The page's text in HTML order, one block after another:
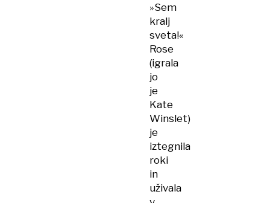
»Sem
kralj
sveta!«
Rose
(igrala
jo
je
Kate
Winslet)
je
iztegnila
roki
in
uživala